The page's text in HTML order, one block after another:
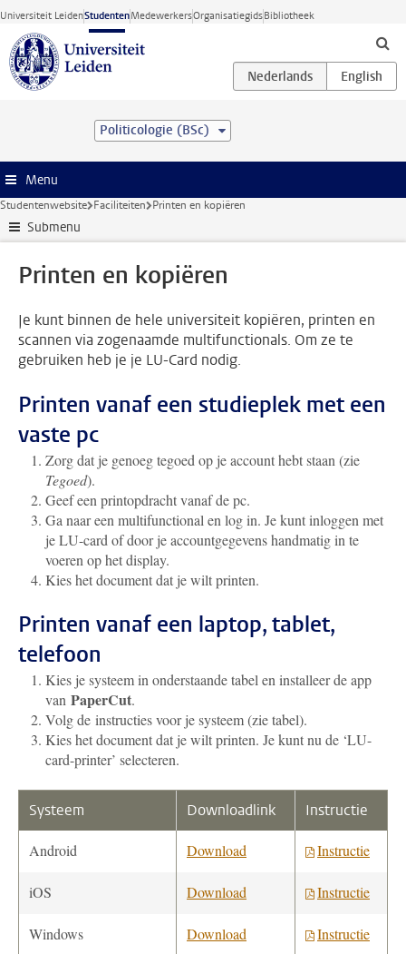
Ga direct naar de inhoud
Universiteit LeidenStudentenMedewerkersOrganisatiegidsBibliotheek
Politicologie (BSc)
Menu
Studentenwebsite Faciliteiten Printen en kopiëren
Submenu
Printen en kopiëren
Je kunt binnen de hele universiteit kopiëren, printen en
scannen via zogenaamde multifunctionals. Om ze te
gebruiken heb je je LU-Card nodig.
Printen vanaf een studieplek met een
vaste pc
Zorg dat je genoeg tegoed op je account hebt staan (zie
Tegoed).
Geef een printopdracht vanaf de pc.
Ga naar een multifunctional en log in. Je kunt inloggen met
je LU-card of door je accountgegevens handmatig in te
voeren op het display.
Kies het document dat je wilt printen.
Printen vanaf een laptop, tablet,
telefoon
Kies je systeem in onderstaande tabel en installeer de app
van PaperCut.
Volg de instructies voor je systeem (zie tabel).
Kies het document dat je wilt printen. Je kunt nu de ‘LU-
card-printer’ selecteren.
Systeem Downloadlink Instructie
Android Download Instructie
iOS Download Instructie
Windows Download Instructie